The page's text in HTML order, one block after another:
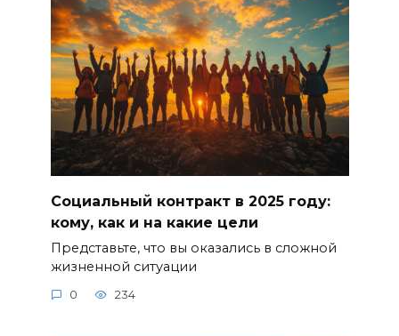
Социальный контракт в 2025 году:
кому, как и на какие цели
Представьте, что вы оказались в сложной
жизненной ситуации
0 234